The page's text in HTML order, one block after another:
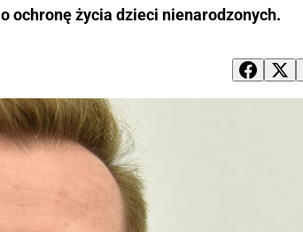
ochronę życia dzieci nienarodzonych.